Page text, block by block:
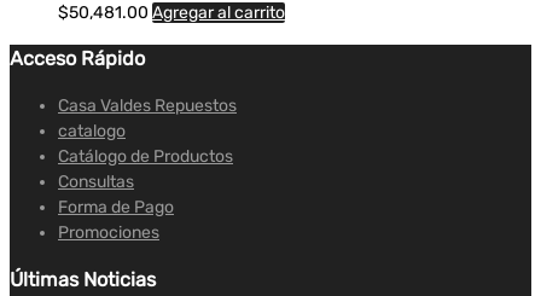
$50,481.00 Agregar al carrito
Acceso Rápido
Casa Valdes Repuestos
catalogo
Catálogo de Productos
Consultas
Forma de Pago
Promociones
Últimas Noticias